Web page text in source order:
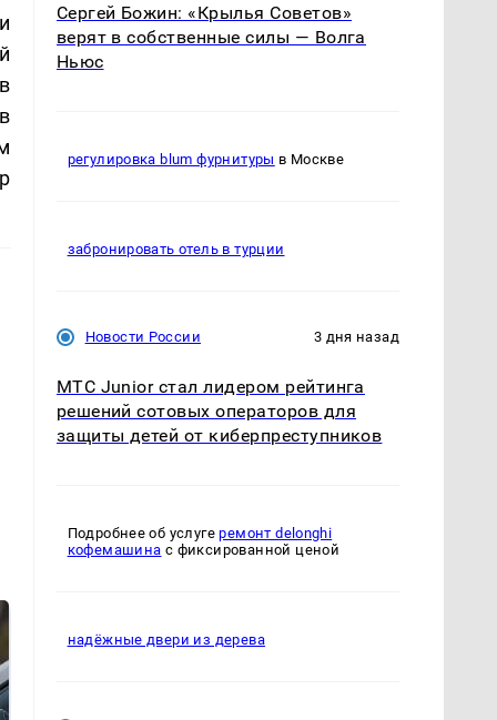
Сергей Божин: «Крылья Советов»
верят в собственные силы — Волга
Ньюс
регулировка blum фурнитуры в Москве
забронировать отель в турции
Новости России 3 дня назад
МТС Junior стал лидером рейтинга
решений сотовых операторов для
защиты детей от киберпреступников
Подробнее об услугеремонт delonghi
кофемашина с фиксированной ценой
надёжные двери из дерева